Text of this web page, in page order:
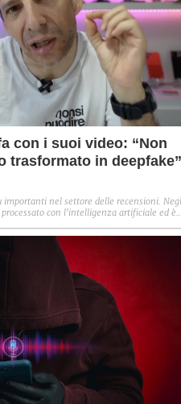
con i suoi video: “Non
trasformato in deepfake”
importanti nel settore delle recensioni.
con l'intelligenza artificiale ed è